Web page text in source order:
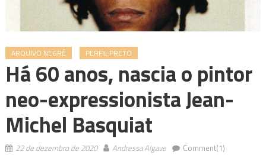
ARQUIVO NEGRÊ PERFIL PRETO
Há 60 anos, nascia o pintor
neo-expressionista Jean-
Michel Basquiat
22 de dezembro de 2020 Andressa Algave Comment(1)